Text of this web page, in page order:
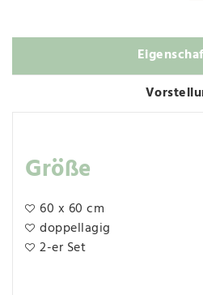
Größe
60 x 60 cm
doppellagig
2-er Set